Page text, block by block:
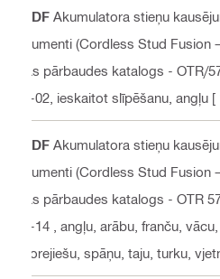
PDF Akumulatora stieņu
trumenti (Cordless Stud Fusion
las pārbaudes katalogs - OTR/
5-02, ieskaitot slīpēšanu , angļu [
PDF Akumulatora stieņu
trumenti (Cordless Stud Fusion
las pārbaudes katalogs - OTR
1-14
, angļu, arābu, franču,
korejiešu, spāņu, taju, turku,